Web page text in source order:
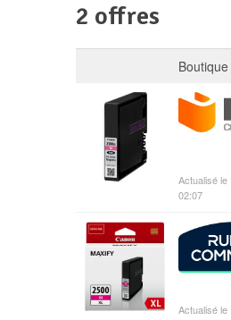
2 offres
Boutique
Actualisé
02:07
Actualisé